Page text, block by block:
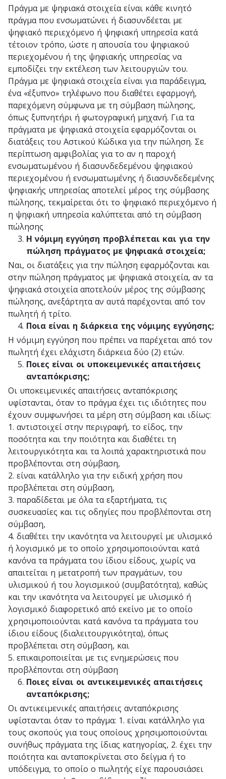
Πράγμα με ψηφιακά στοιχεία είναι κάθε κινητό
πράγμα που ενσωματώνει ή διασυνδέεται με
ψηφιακό περιεχόμενο ή ψηφιακή υπηρεσία κατά
τέτοιον τρόπο, ώστε η απουσία του ψηφιακού
περιεχομένου ή της ψηφιακής υπηρεσίας να
εμποδίζει την εκτέλεση των λειτουργιών του.
Πράγμα με ψηφιακά στοιχεία είναι για παράδειγμα,
ένα «έξυπνο» τηλέφωνο που διαθέτει εφαρμογή,
παρεχόμενη σύμφωνα με τη σύμβαση πώλησης,
όπως ξυπνητήρι ή φωτογραφική μηχανή. Για τα
πράγματα με ψηφιακά στοιχεία εφαρμόζονται οι
διατάξεις του Αστικού Κώδικα για την πώληση. Σε
περίπτωση αμφιβολίας για το αν η παροχή
ενσωματωμένου ή διασυνδεδεμένου ψηφιακού
περιεχομένου ή ενσωματωμένης ή διασυνδεδεμένης
ψηφιακής υπηρεσίας αποτελεί μέρος της σύμβασης
πώλησης, τεκμαίρεται ότι το ψηφιακό περιεχόμενο ή
η ψηφιακή υπηρεσία καλύπτεται από τη σύμβαση
πώλησης
Η νόμιμη εγγύηση προβλέπεται και για την
πώληση πράγματος με ψηφιακά στοιχεία;
Ναι, οι διατάξεις για την πώληση εφαρμόζονται και
στην πώληση πράγματος με ψηφιακά στοιχεία, αν τα
ψηφιακά στοιχεία αποτελούν μέρος της σύμβασης
πώλησης, ανεξάρτητα αν αυτά παρέχονται από τον
πωλητή ή τρίτο.
Ποια είναι η διάρκεια της νόμιμης εγγύησης;
Η νόμιμη εγγύηση που πρέπει να παρέχεται από τον
πωλητή έχει ελάχιστη διάρκεια δύο (2) ετών.
Ποιες είναι οι υποκειμενικές απαιτήσεις
ανταπόκρισης;
Οι υποκειμενικές απαιτήσεις ανταπόκρισης
υφίστανται, όταν το πράγμα έχει τις ιδιότητες που
έχουν συμφωνήσει τα μέρη στη σύμβαση και ιδίως:
1. αντιστοιχεί στην περιγραφή, το είδος, την
ποσότητα και την ποιότητα και διαθέτει τη
λειτουργικότητα και τα λοιπά χαρακτηριστικά που
προβλέπονται στη σύμβαση,
2. είναι κατάλληλο για την ειδική χρήση που
προβλέπεται στη σύμβαση,
3. παραδίδεται με όλα τα εξαρτήματα, τις
συσκευασίες και τις οδηγίες που προβλέπονται στη
σύμβαση,
4. διαθέτει την ικανότητα να λειτουργεί με υλισμικό
ή λογισμικό με το οποίο χρησιμοποιούνται κατά
κανόνα τα πράγματα του ίδιου είδους, χωρίς να
απαιτείται η μετατροπή των πραγμάτων, του
υλισμικού ή του λογισμικού (συμβατότητα), καθώς
και την ικανότητα να λειτουργεί με υλισμικό ή
λογισμικό διαφορετικό από εκείνο με το οποίο
χρησιμοποιούνται κατά κανόνα τα πράγματα του
ίδιου είδους (διαλειτουργικότητα), όπως
προβλέπεται στη σύμβαση, και
5. επικαιροποιείται με τις ενημερώσεις που
προβλέπονται στη σύμβαση
Ποιες είναι οι αντικειμενικές απαιτήσεις
ανταπόκρισης;
Οι αντικειμενικές απαιτήσεις ανταπόκρισης
υφίστανται όταν το πράγμα: 1. είναι κατάλληλο για
τους σκοπούς για τους οποίους χρησιμοποιούνται
συνήθως πράγματα της ίδιας κατηγορίας, 2. έχει την
ποιότητα και ανταποκρίνεται στο δείγμα ή το
υπόδειγμα, το οποίο ο πωλητής είχε παρουσιάσει